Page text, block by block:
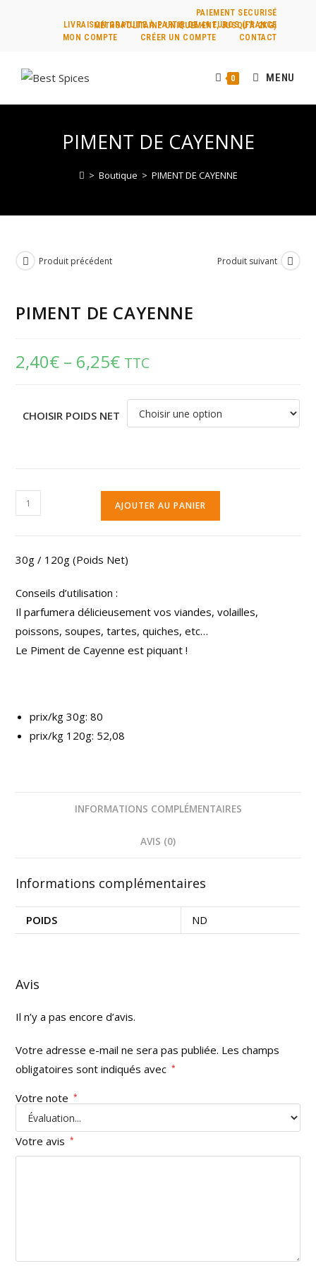
PAIEMENT SECURISÉ
LIVRAISON GRATUITE À PARTIR DE 49 EUROS (FRANCE MÉTROPOLITAINE UNIQUEMENT, JUSQU’À 2KG)
MON COMPTE
CRÉER UN COMPTE CONTACT
0 MENU
PIMENT DE CAYENNE
> Boutique > PIMENT DE CAYENNE
Produit précédent Produit suivant
PIMENT DE CAYENNE
2,40€ – 6,25€ TTC
CHOISIR POIDS NET
AJOUTER AU PANIER
30g / 120g (Poids Net)
Conseils d’utilisation :
Il parfumera délicieusement vos viandes, volailles,
poissons, soupes, tartes, quiches, etc…
Le Piment de Cayenne est piquant !
prix/kg 30g: 80
prix/kg 120g: 52,08
INFORMATIONS COMPLÉMENTAIRES
AVIS (0)
Informations complémentaires
POIDS ND
Avis
Il n’y a pas encore d’avis.
Votre adresse e-mail ne sera pas publiée. Les champs
obligatoires sont indiqués avec *
Votre note *
Votre avis *